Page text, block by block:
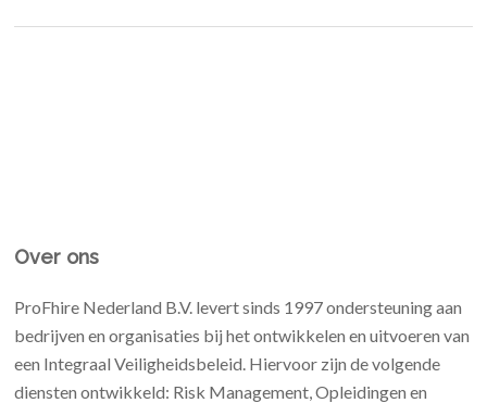
Over ons
ProFhire Nederland B.V. levert sinds 1997 ondersteuning aan
bedrijven en organisaties bij het ontwikkelen en uitvoeren van
een Integraal Veiligheidsbeleid. Hiervoor zijn de volgende
diensten ontwikkeld: Risk Management, Opleidingen en